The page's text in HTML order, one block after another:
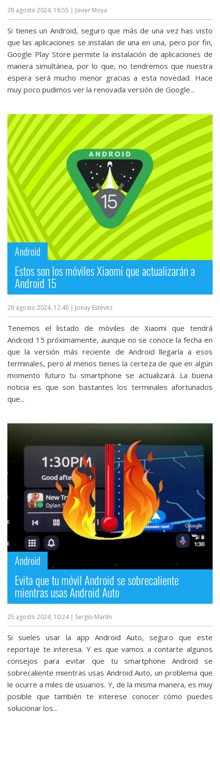
28 agosto 2024, 18:55 | Javier Moya
Si tienes un Android, seguro que más de una vez has visto
que las aplicaciones se instalan de una en una, pero por fin,
Google Play Store permite la instalación de aplicaciones de
manera simultánea, por lo que, no tendremos que nuestra
espera será mucho menor gracias a esta novedad. Hace
muy poco pudimos ver la renovada versión de Google...
Android
Estos son los móviles Xiaomi que actualizarán a
Android 15
28 agosto 2024, 12:40 | Jonay Estévez
Tenemos el listado de móviles de Xiaomi que tendrá
Android 15 próximamente, aunque no se conoce la fecha en
que la versión más reciente de Android llegaría a esos
terminales, pero al menos tienes la certeza de que en algún
momento futuro tu smartphone se actualizará. La buena
noticia es que son bastantes los terminales afortunados
que...
Android
Evita que tu móvil Android se sobrecaliente
mientras usas Android Auto
25 agosto 2024, 10:24 | Sergio Martín
Si sueles usar la app Android Auto, seguro que este
reportaje te interesa. Y es que vamos a contarte algunos
consejos para evitar que tu smartphone Android se
sobrecaliente mientras usas Android Auto, un problema que
le ocurre a miles de usuarios. Y, de la misma manera, es muy
posible que también te interese conocer cómo puedes
solucionar los...